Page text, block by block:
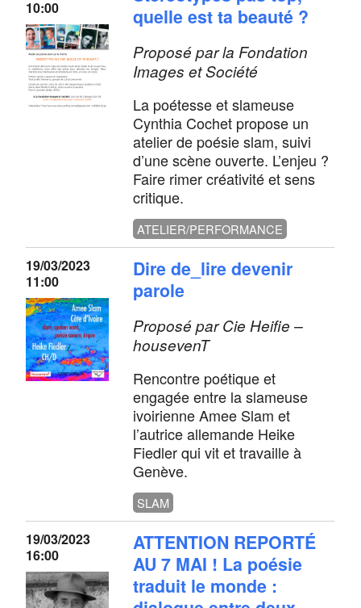
10:00
quelle est ta beauté ?
Proposé par la Fondation
Images et Société
La poétesse et slameuse
Cynthia Cochet propose un
atelier de poésie slam, suivi
d’une scène ouverte. L’enjeu ?
Faire rimer créativité et sens
critique.
ATELIER/PERFORMANCE
19/03/2023
11:00
Dire de_lire devenir
parole
Proposé par Cie Heifie –
housevenT
Rencontre poétique et
engagée entre la slameuse
ivoirienne Amee Slam et
l’autrice allemande Heike
Fiedler qui vit et travaille à
Genève.
SLAM
19/03/2023
16:00
ATTENTION REPORTÉ
AU 7 MAI ! La poésie
traduit le monde :